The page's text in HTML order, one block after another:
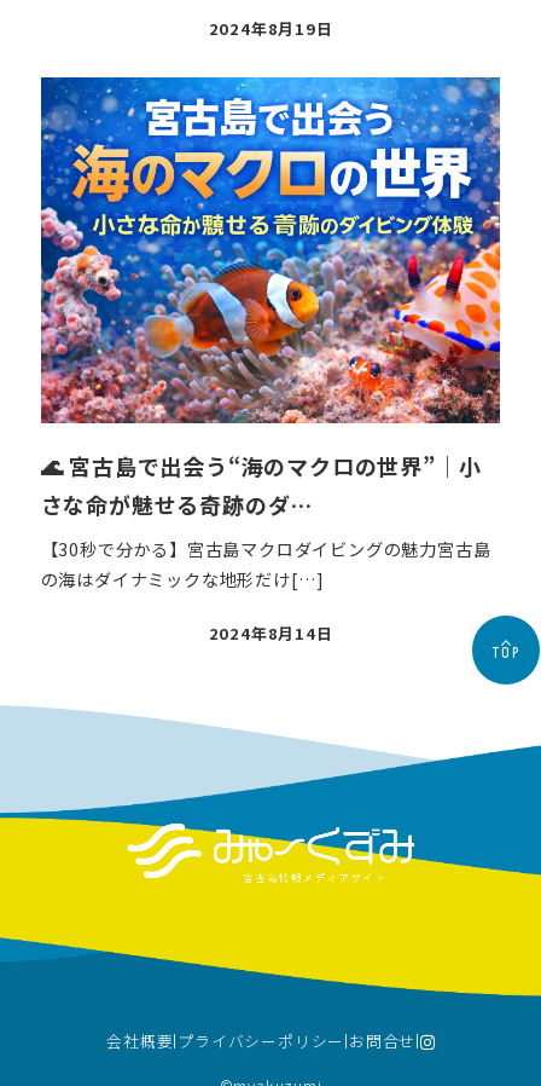
投
日
2024年8月19日
🌊 宮古島で出会う“海のマクロの世界”｜小
さな命が魅せる奇跡のダ…
【30秒で分かる】宮古島マクロダイビングの魅力宮古島
の海はダイナミックな地形だけ[…]
投
2024年8月14日
会社概要 プライバシーポリシー お問合せ
TOP